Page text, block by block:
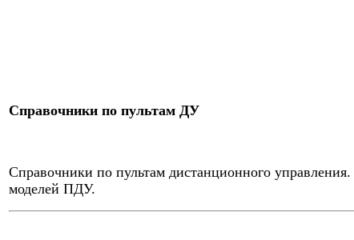
Справочники по пультам ДУ
Справочники по пультам дистанционного управления.
моделей ПДУ.